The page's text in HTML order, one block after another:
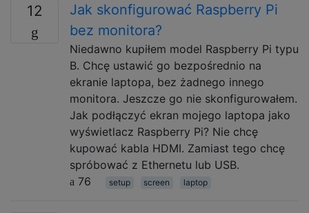
12
Jak skonfigurować Raspberry Pi
bez monitora?
Niedawno kupiłem model Raspberry Pi typu
B. Chcę ustawić go bezpośrednio na
ekranie laptopa, bez żadnego innego
monitora. Jeszcze go nie skonfigurowałem.
Jak podłączyć ekran mojego laptopa jako
wyświetlacz Raspberry Pi? Nie chcę
kupować kabla HDMI. Zamiast tego chcę
spróbować z Ethernetu lub USB.
76
setup screen laptop